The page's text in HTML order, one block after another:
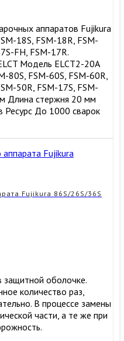
аппаратов Fujikura
18S, FSM-18R, FSM-
FH, FSM-17R.
Модель ELCT2-20A
80S, FSM-60S, FSM-60R,
50R, FSM-17S, FSM-
Длина стержня 20 мм
До 1000 сварок
Fujikura 86S/26S/36S
защитной оболочке.
количество раз,
В процессе замены
части, а те же при